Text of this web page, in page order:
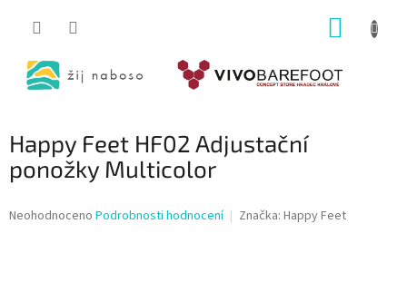
Happy Feet HF02 Adjustační
ponožky Multicolor
Průměrné
Neohodnoceno Podrobnosti hodnocení Značka: Happy Feet